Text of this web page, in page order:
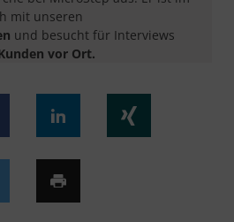
mit unseren
und besucht für Interviews
vor Ort.​